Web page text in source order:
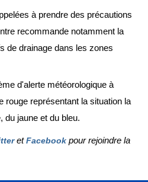
à prendre des précautions
recommande notamment la
de drainage dans les zones
d'alerte météorologique à
rouge représentant la situation la
du jaune et du bleu.
etFacebook pour rejoindre la